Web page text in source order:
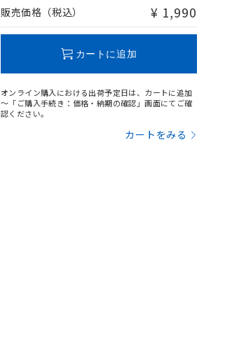
販売価格（税込） ¥ 1,990
カートに追加
オンライン購入における出荷予定日は、カートに追加
～「ご購入手続き：価格・納期の確認」画面にてご確
認ください。
カートをみる